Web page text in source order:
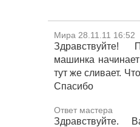
Мира 28.11.11 16:52
Здравствуйте!
машинка
тут же сливает.
Спасибо
Ответ мастера
Здравствуйте.